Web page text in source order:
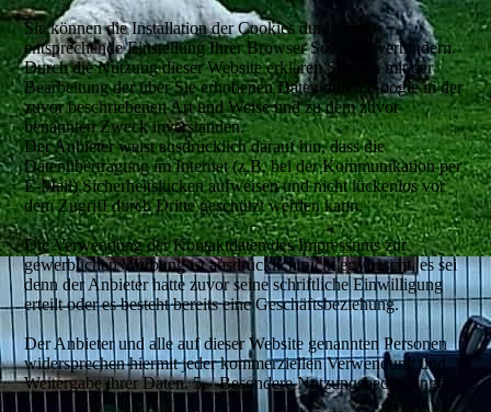
Sie können die Installation der Cookies durch eine
entsprechende Einstellung Ihrer Browser Software verhindern.
Durch die Nutzung dieser Website erklären Sie sich mit der
Bearbeitung der über Sie erhobenen Daten durch Google in der
zuvor beschriebenen Art und Weise und zu dem zuvor
benannten Zweck inverstanden.
Der Anbieter weist ausdrücklich darauf hin, dass die
Datenübertragung im Internet (z.B. bei der Kommunikation per
E-Mail) Sicherheitslücken aufweisen und nicht lückenlos vor
dem Zugriff durch Dritte geschützt werden kann.
Die Verwendung der Kontaktdaten des Impressums zur
gewerblichen Werbung ist ausdrücklich nicht erwünscht, es sei
denn der Anbieter hatte zuvor seine schriftliche Einwilligung
erteilt oder es besteht bereits eine Geschäftsbeziehung.
Der Anbieter und alle auf dieser Website genannten Personen
widersprechen hiermit jeder kommerziellen Verwendung und
Weitergabe ihrer Daten. 5. Besondere Nutzungsbedingungen